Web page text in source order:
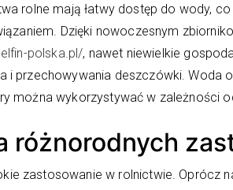
rolne mają łatwy dostęp do wody,
Dzięki nowoczesnym
polska.pl/, nawet niewielkie
i przechowywania deszczówki. Woda
można wykorzystywać w zależności
różnorodnych
zastosowanie w rolnictwie. Oprócz